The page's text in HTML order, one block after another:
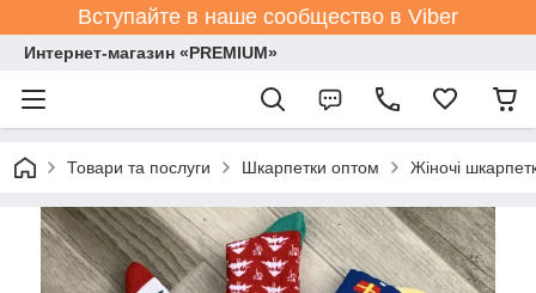
Вступайте в наше сообщество в Viber
Интернет-магазин «PREMIUM»
Товари та послуги Шкарпетки оптом Жіночі